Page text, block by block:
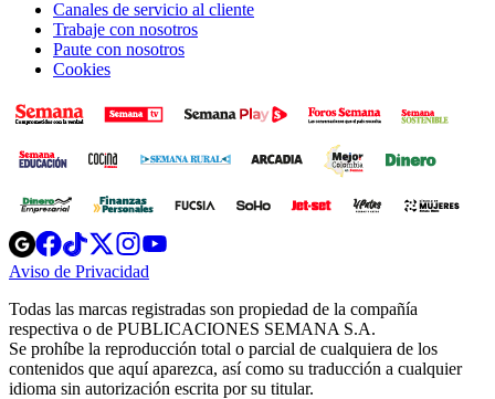
Canales de servicio al cliente
Trabaje con nosotros
Paute con nosotros
Cookies
Opens
in
new
Opens
in
new
Opens
in
new
window
Opens
new
windowwindow
Aviso de Privacidad
new
window
Todas las marcas registradas son propiedad de la compañía
respectiva o de PUBLICACIONES SEMANA S.A.
Se prohíbe la reproducción total o parcial de cualquiera de los
contenidos que aquí aparezca, así como su traducción a cualquier
idioma sin autorización escrita por su titular.